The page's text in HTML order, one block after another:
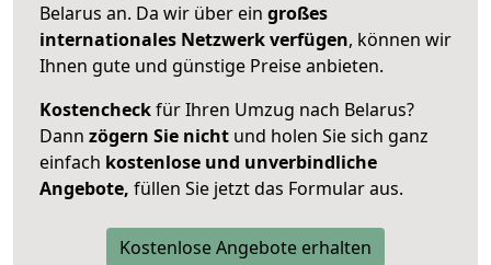
Belarus an. Da wir über ein großes
internationales Netzwerk verfügen, können wir
Ihnen gute und günstige Preise anbieten.
Kostencheckfür Ihren Umzug nach Belarus?
Dann zögern Sie nicht und holen Sie sich ganz
einfach kostenlose und unverbindliche
Angebote, füllen Sie jetzt das Formular aus.
Kostenlose Angebote erhalten